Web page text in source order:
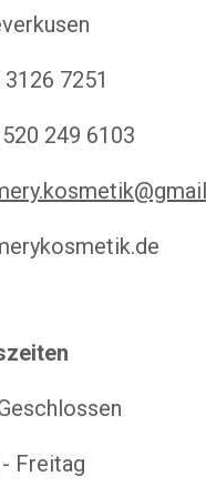
7251
249 6103
Freitag